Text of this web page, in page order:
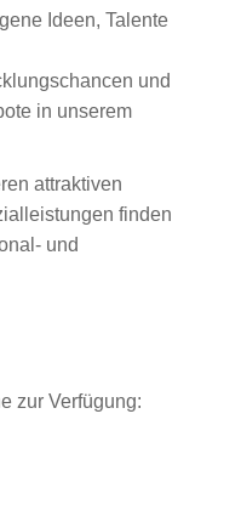
Ideen, Talente
und
in unserem
attraktiven
finden
und
zur Verfügung: